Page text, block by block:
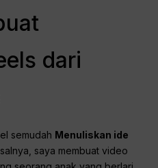
dari
semudah Menuliskan ide
saya membuat video